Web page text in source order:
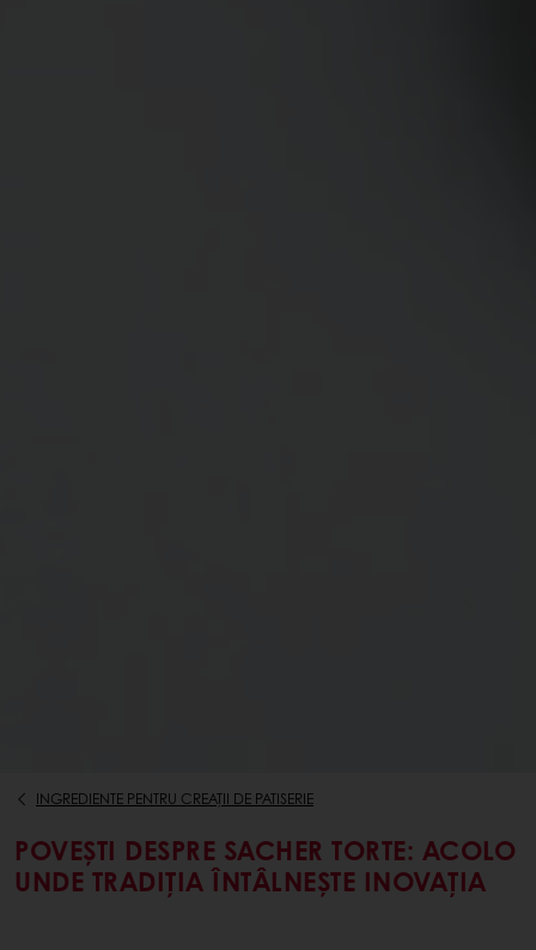
INGREDIENTE PENTRU CREAȚII DE PATISERIE
POVEȘTI DESPRE SACHER TORTE: ACOLO
UNDE TRADIȚIA ÎNTÂLNEȘTE INOVAȚIA